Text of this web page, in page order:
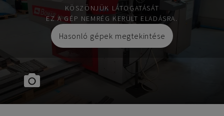
KÖSZÖNJÜK LÁTOGATÁSÁT
EZ A GÉP NEMRÉG KERÜLT ELADÁSRA.
Hasonló gépek megtekintése